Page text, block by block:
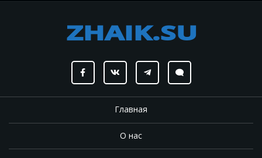
Главная
О нас